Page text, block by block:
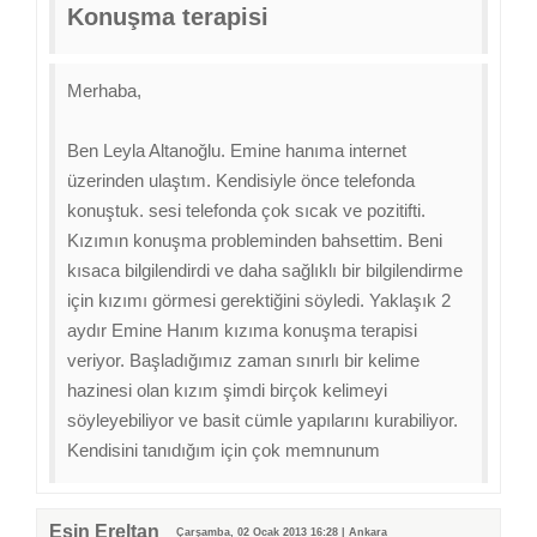
Konuşma terapisi
Merhaba,
Ben Leyla Altanoğlu. Emine hanıma internet
üzerinden ulaştım. Kendisiyle önce telefonda
konuştuk. sesi telefonda çok sıcak ve pozitifti.
Kızımın konuşma probleminden bahsettim. Beni
kısaca bilgilendirdi ve daha sağlıklı bir bilgilendirme
için kızımı görmesi gerektiğini söyledi. Yaklaşık 2
aydır Emine Hanım kızıma konuşma terapisi
veriyor. Başladığımız zaman sınırlı bir kelime
hazinesi olan kızım şimdi birçok kelimeyi
söyleyebiliyor ve basit cümle yapılarını kurabiliyor.
Kendisini tanıdığım için çok memnunum
Esin Ereltan Çarşamba, 02 Ocak 2013 16:28 | Ankara